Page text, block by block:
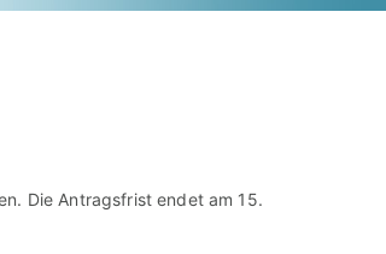
Die Antragsfrist endet am 15.